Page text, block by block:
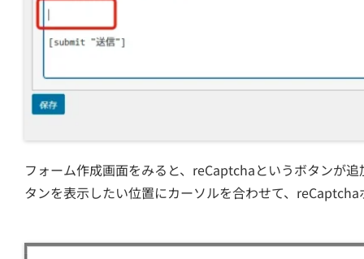
フォーム作成画面をみると、reCaptchaというボタンが
タンを表示したい位置にカーソルを合わせて、